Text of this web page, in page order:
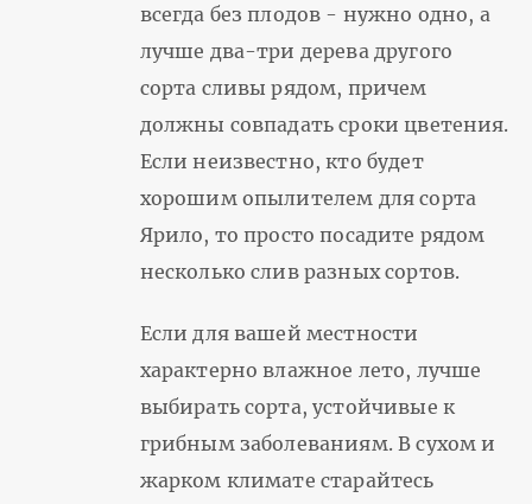
всегда без плодов - нужно одно, а
лучше два-три дерева другого
сорта сливы рядом, причем
должны совпадать сроки цветения.
Если неизвестно, кто будет
хорошим опылителем для сорта
Ярило, то просто посадите рядом
несколько слив разных сортов.
Если для вашей местности
характерно влажное лето, лучше
выбирать сорта, устойчивые к
грибным заболеваниям. В сухом и
жарком климате старайтесь